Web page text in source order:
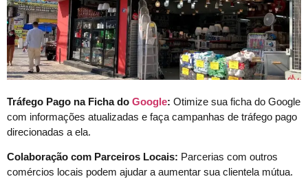
Tráfego Pago na Ficha do Google: Otimize sua ficha do Google
com informações atualizadas e faça campanhas de tráfego pago
direcionadas a ela.
Colaboração com Parceiros Locais: Parcerias com outros
comércios locais podem ajudar a aumentar sua clientela mútua.